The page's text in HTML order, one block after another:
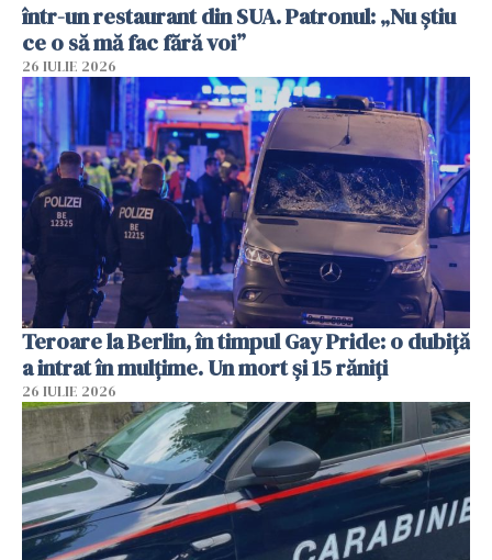
într-un restaurant din SUA. Patronul: „Nu știu
ce o să mă fac fără voi”
26 IULIE 2026
Teroare la Berlin, în timpul Gay Pride: o dubiță
a intrat în mulțime. Un mort și 15 răniți
26 IULIE 2026